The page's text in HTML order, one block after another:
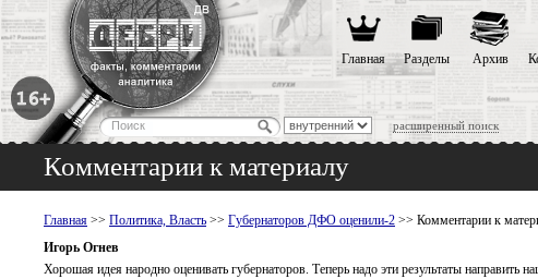
расширенный поиск
Главная Разделы Архив
Комментарии к материалу
Главная >> Политика, Власть >> Губернаторов ДФО оценили-2 >> Комментарии к
Игорь Огнев
Хорошая идея народно оценивать губернаторов. Теперь надо эти результаты направить